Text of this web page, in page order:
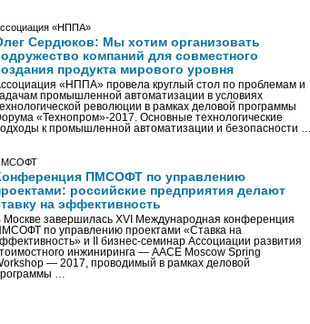
«НППА»
Сердюков: Мы хотим организовать
компаний для совместного
продукта мирового уровня
«НППА» провела круглый стол по проблемам и
промышленной автоматизации в условиях
революции в рамках деловой программы
«Технопром»-2017. Основные технологические
к промышленной автоматизации и безопасности …
ПМСОФТ по управлению
российские предприятия делают
на эффективность
Москве завершилась XVI Международная конференция
по управлению проектами «Ставка на
и II бизнес-семинар Ассоциации развития
инжиниринга — AACE Moscow Spring
— 2017, проводимый в рамках деловой
…